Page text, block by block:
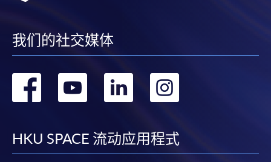
我们的社交媒体
转
facebook
转
youtube
转
linkedin
HKU SPACE 流动应用程式